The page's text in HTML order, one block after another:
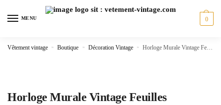
MENU 0
Vêtement vintage » Boutique » Décoration Vintage » Horloge Murale Vintage Feuilles
Horloge Murale Vintage Feuilles